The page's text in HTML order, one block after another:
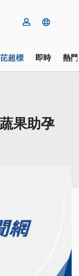
超標 即時 熱
果助孕